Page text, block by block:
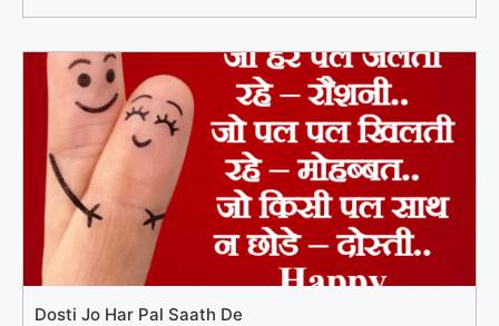
Dosti Jo Har Pal Saath De